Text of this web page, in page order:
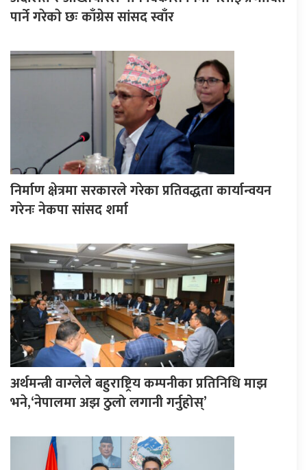
पार्ने गरेकाे छः काँग्रेस सांसद स्वाँर
निर्माण क्षेत्रमा सरकारले गरेका प्रतिवद्धता कार्यान्वयन
गरेनः नेकपा सांसद शर्मा
अर्थमन्त्री वाग्लेले बहुराष्ट्रिय कम्पनीका प्रतिनिधि माझ
भने,‘नेपालमा अझ ठुलो लगानी गर्नुहोस्’